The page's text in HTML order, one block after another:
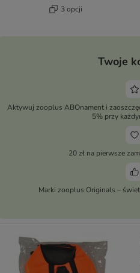
3 opcji
Twoje
Aktywuj zooplus ABOnament i
5% przy
20 zł na pierwsze
Marki zooplus Originals –